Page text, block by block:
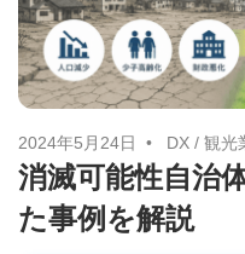
2024年5月24日 DX/ 観光
消滅可能性自治
た事例を解説